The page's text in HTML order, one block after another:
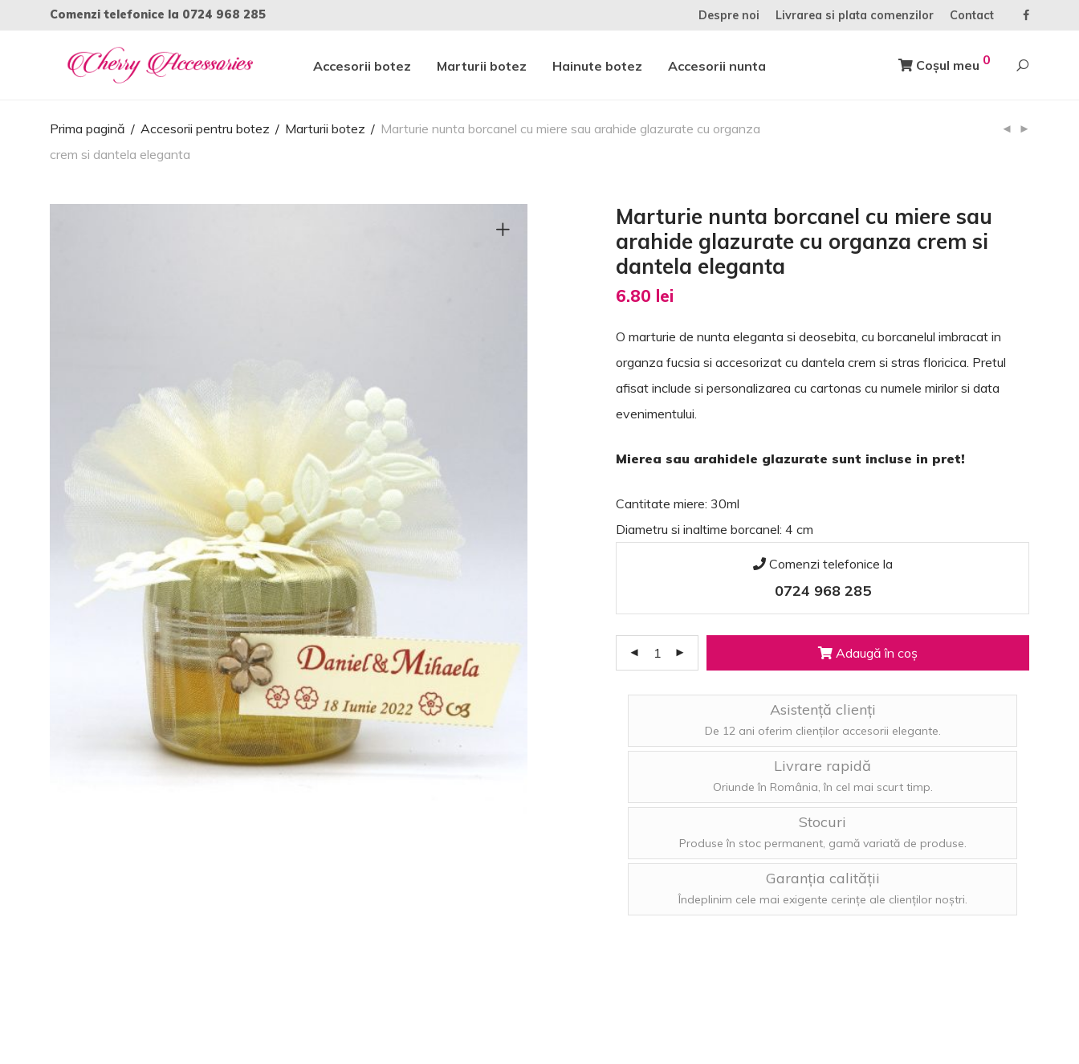
Comenzi telefonice la 0724 968 285 Despre noi Livrarea si plata comenzilor Contact
Accesorii botez Marturii botez Hainute botez Accesorii nunta Coșul meu 0
Prima pagină / Accesorii pentru botez / Marturii botez / Marturie nunta borcanel cu miere sau arahide glazurate cu organza
crem si dantela eleganta
Marturie nunta borcanel cu miere sau
arahide glazurate cu organza crem si
dantela eleganta
6.80 lei
O marturie de nunta eleganta si deosebita, cu borcanelul imbracat in
organza fucsia si accesorizat cu dantela crem si stras floricica. Pretul
afisat include si personalizarea cu cartonas cu numele mirilor si data
evenimentului.
Mierea sau arahidele glazurate sunt incluse in pret!
Cantitate miere: 30ml
Diametru si inaltime borcanel: 4 cm
Comenzi telefonice la
0724 968 285
Adaugă în coș
Asistență clienți
De 12 ani oferim clienților accesorii elegante.
Livrare rapidă
Oriunde în România, în cel mai scurt timp.
Stocuri
Produse în stoc permanent, gamă variată de produse.
Garanția calității
Îndeplinim cele mai exigente cerințe ale clienților noștri.